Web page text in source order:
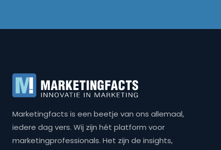
Marketingfacts is een beetje van ons allemaal,
iedere dag vers. Wij zijn hét platform voor
marketingprofessionals. Het zijn de insights,